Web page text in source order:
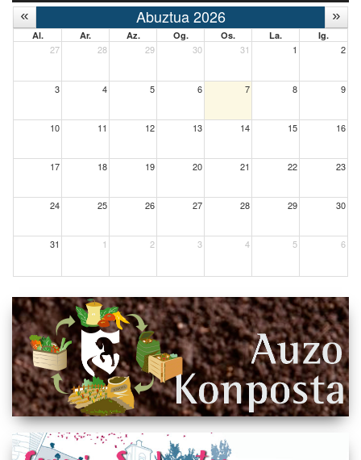
Abuztua 2026
Al. Ar. Az. Og. Os. La. Ig.
27 28 29 30 31 1 2
3 4 5 6 7 8 9
10 11 12 13 14 15 16
17 18 19 20 21 22 23
24 25 26 27 28 29 30
31 1 2 3 4 5 6